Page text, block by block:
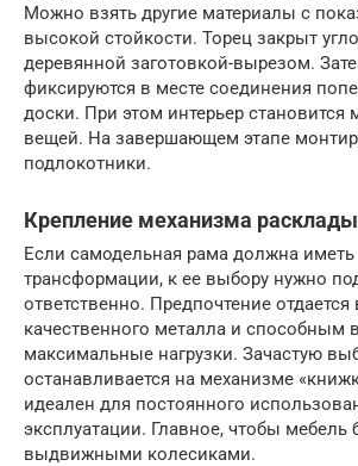
Можно взять другие материалы с
высокой стойкости. Торец закрыт
деревянной заготовкой-вырезом.
фиксируются в месте соединения
доски. При этом интерьер становится
вещей. На завершающем этапе
подлокотники.
Крепление механизма
Если самодельная рама должна
трансформации, к ее выбору нужно
ответственно. Предпочтение
качественного металла и способным
максимальные нагрузки. Зачастую
останавливается на механизме
идеален для постоянного
эксплуатации. Главное, чтобы
выдвижными колесиками.